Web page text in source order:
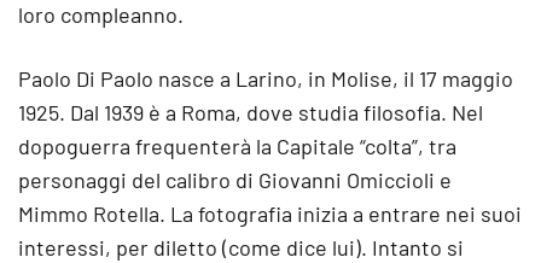
loro compleanno.
Paolo Di Paolo nasce a Larino, in Molise, il 17 maggio
1925. Dal 1939 è a Roma, dove studia filosofia. Nel
dopoguerra frequenterà la Capitale “colta”, tra
personaggi del calibro di Giovanni Omiccioli e
Mimmo Rotella. La fotografia inizia a entrare nei suoi
interessi, per diletto (come dice lui). Intanto si